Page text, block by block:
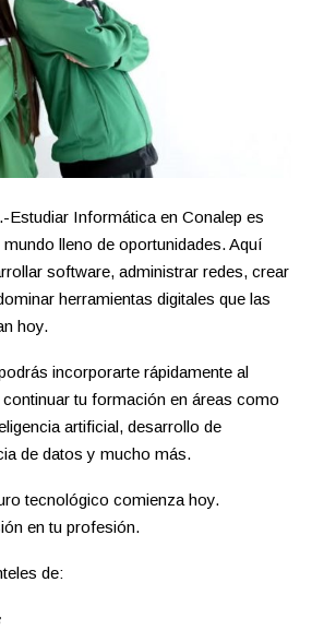
Estudiar Informática en Conalep es
mundo lleno de oportunidades. Aquí
software, administrar redes, crear
herramientas digitales que las
hoy.
incorporarte rápidamente al
tu formación en áreas como
artificial, desarrollo de
de datos y mucho más.
tecnológico comienza hoy.
en tu profesión.
de: